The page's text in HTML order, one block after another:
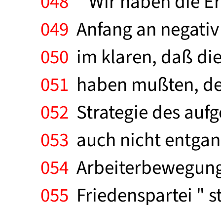
049 Anfang an
050 im klaren, daß
051 haben mußten,
052 Strategie des
053 auch nicht
054
055 Friedenspartei "